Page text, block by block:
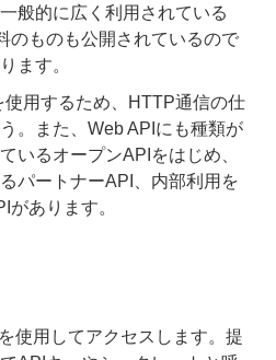
般的に広く利用されている
のものも公開されているので
ます。
用するため、HTTP通信の仕
。また、Web APIにも種類が
いるオープンAPIをはじめ、
パートナーAPI、内部利用を
があります。
使用してアクセスします。提